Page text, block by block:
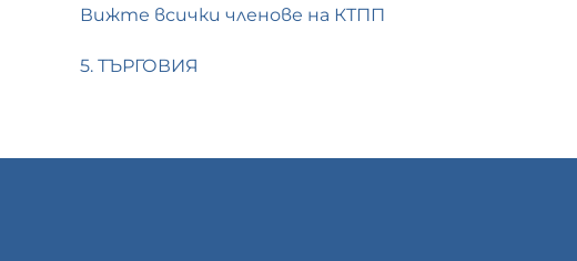
Вижте всички членове на КТПП
5. ТЪРГОВИЯ